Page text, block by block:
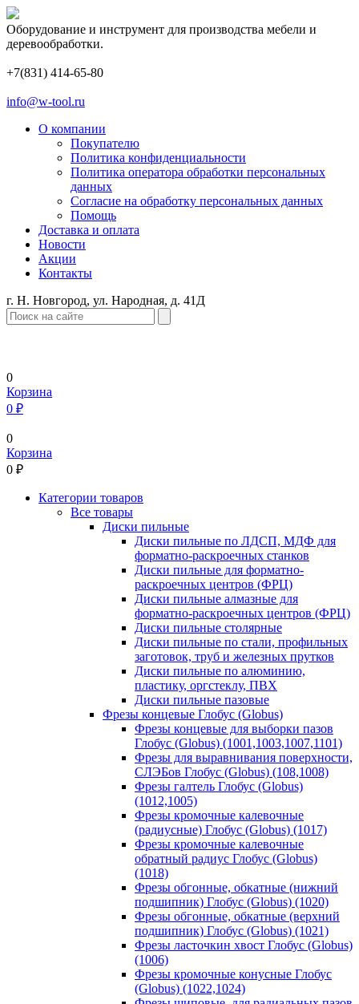
Оборудование и инструмент для производства мебели и
деревообработки.
+7(831) 414-65-80
info@w-tool.ru
О компании
Покупателю
Политика конфиденциальности
Политика оператора обработки персональных
данных
Согласие на обработку персональных данных
Помощь
Доставка и оплата
Новости
Акции
Контакты
г. Н. Новгород, ул. Народная, д. 41Д
0
Корзина
0 ₽
0
Корзина
0 ₽
Категории товаров
Все товары
Диски пильные
Диски пильные по ЛДСП, МДФ для
форматно-раскроечных станков
Диски пильные для форматно-
раскроечных центров (ФРЦ)
Диски пильные алмазные для
форматно-раскроечных центров (ФРЦ)
Диски пильные столярные
Диски пильные по стали, профильных
заготовок, труб и железных прутков
Диски пильные по алюминию,
пластику, оргстеклу, ПВХ
Диски пильные пазовые
Фрезы концевые Глобус (Globus)
Фрезы концевые для выборки пазов
Глобус (Globus) (1001,1003,1007,1101)
Фрезы для выравнивания поверхности,
СЛЭБов Глобус (Globus) (108,1008)
Фрезы галтель Глобус (Globus)
(1012,1005)
Фрезы кромочные калевочные
(радиусные) Глобус (Globus) (1017)
Фрезы кромочные калевочные
обратный радиус Глобус (Globus)
(1018)
Фрезы обгонные, обкатные (нижний
подшипник) Глобус (Globus) (1020)
Фрезы обгонные, обкатные (верхний
подшипник) Глобус (Globus) (1021)
Фрезы ласточкин хвост Глобус (Globus)
(1006)
Фрезы кромочные конусные Глобус
(Globus) (1022,1024)